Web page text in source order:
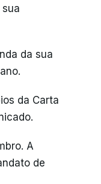
da sua
da Carta
A
de